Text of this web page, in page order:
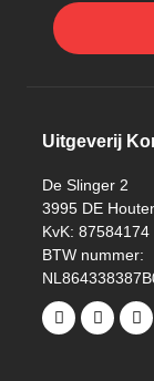
Uitgeverij
De Slinger 2
3995 DE
KvK: 87584174
BTW nummer: